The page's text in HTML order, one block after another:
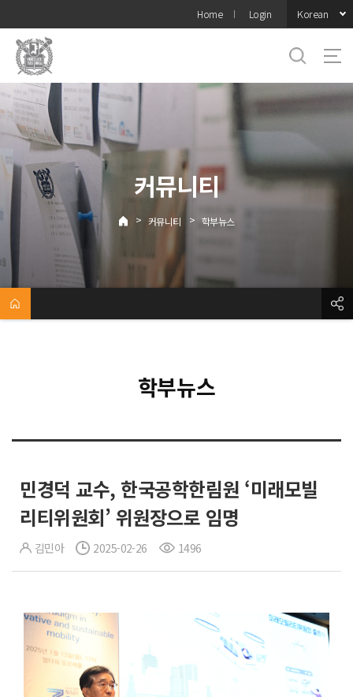
메뉴
Home Login Korean
커뮤니티
> 커뮤니티 > 학부뉴스
학부뉴스
민경덕 교수, 한국공학한림원 ‘미래모빌
리티위원회’ 위원장으로 임명
김민아 2025-02-26 1496